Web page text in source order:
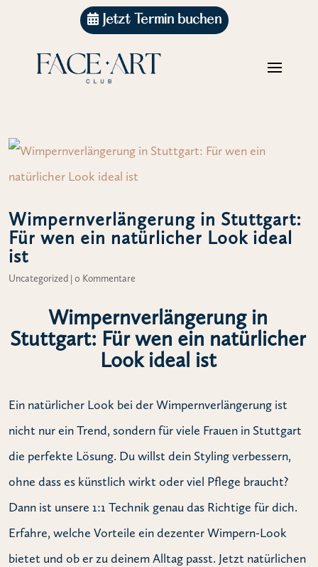
Jetzt Termin buchen
Wimpernverlängerung in Stuttgart:
Für wen ein natürlicher Look ideal
ist
Uncategorized | 0 Kommentare
Wimpernverlängerung in
Stuttgart: Für wen ein natürlicher
Look ideal ist
Ein natürlicher Look bei der Wimpernverlängerung ist
nicht nur ein Trend, sondern für viele Frauen in Stuttgart
die perfekte Lösung. Du willst dein Styling verbessern,
ohne dass es künstlich wirkt oder viel Pflege braucht?
Dann ist unsere 1:1 Technik genau das Richtige für dich.
Erfahre, welche Vorteile ein dezenter Wimpern-Look
bietet und ob er zu deinem Alltag passt. Jetzt natürlichen